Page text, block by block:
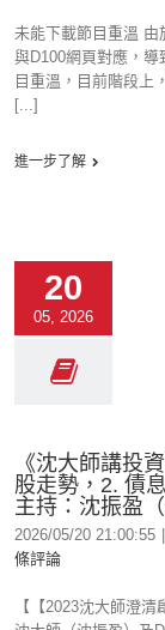
未能下載節目重溫 由
與D100網頁對應，
目重溫，目前階段上
[...]
進一步了解
20
05, 2026
《沈大師講投
股走勢，2. 債
主持：沈振盈
2026/05/20 21:00:55
條評論
【【2023沈大師澄清